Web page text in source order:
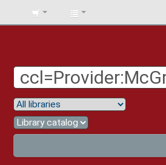
BIBLIOTECA